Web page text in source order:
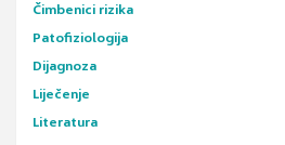
Čimbenici rizika
Patofiziologija
Dijagnoza
Liječenje
Literatura